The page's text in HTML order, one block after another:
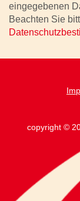
eingegebenen
Beachten Sie
copyright ©